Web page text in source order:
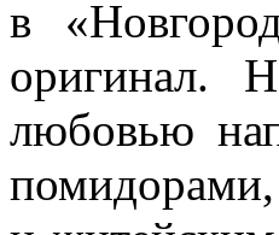
в
оригинал.
любовью